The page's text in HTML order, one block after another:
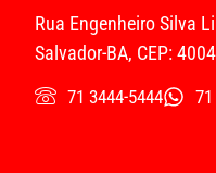
Rua Engenheiro Silva
Salvador-BA, CEP:
71 3444-5444